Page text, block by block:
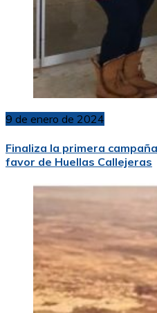
9 de enero de 2024
Finaliza la primera
favor de Huellas Callejeras